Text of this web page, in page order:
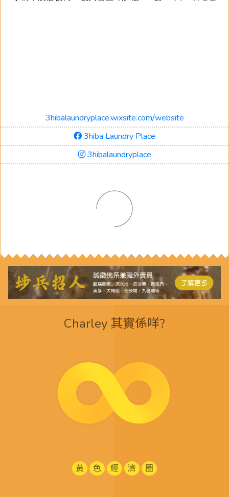
3hibalaundryplace.wixsite.com/website
3hiba Laundry Place
3hibalaundryplace
Charley 其實係咩?
黃 色 經 濟 圈